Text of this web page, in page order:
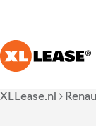
Je bent nu
XLLease.nl